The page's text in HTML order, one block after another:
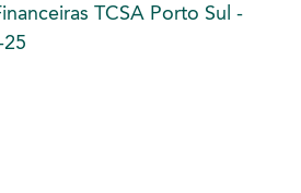
TCSA Porto Sul -